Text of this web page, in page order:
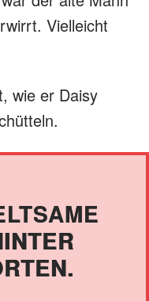
Vielleicht
wie er Daisy